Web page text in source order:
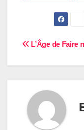
de
l’article
L’Âge de Faire